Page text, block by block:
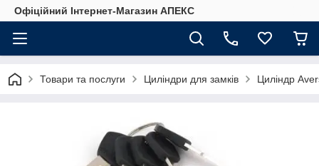
Офіційний Інтернет-Магазин АПЕКС
Товари та послуги Циліндри для замків Циліндр